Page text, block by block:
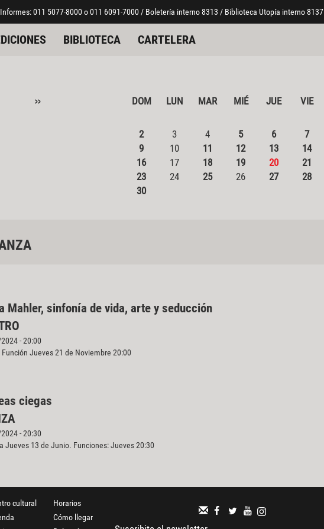
011 5077-8000 o 011 6091-7000 / Boletería interno 8313 / Biblioteca Utopía interno 8137
BIBLIOTECA CARTELERA
» DOM LUN MAR MIÉ JUE VIE
2
3 4 5 6 7
9
10 11 12 13 14
16
17 18 19 20 21
23
24 25 26 27 28
30
Mahler, sinfonía de vida, arte y seducción
- 20:00
Función Jueves 21 de Noviembre 20:00
ciegas
- 20:30
Jueves 13 de Junio. Funciones: Jueves 20:30
cultural
Horarios
Cómo llegar